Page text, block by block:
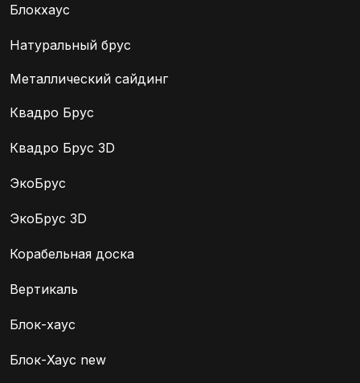
Блокхаус
Натуральный брус
Металлический сайдинг
Квадро Брус
Квадро Брус 3D
ЭкоБрус
ЭкоБрус 3D
Корабельная доска
Вертикаль
Блок-хаус
Блок-Хаус new